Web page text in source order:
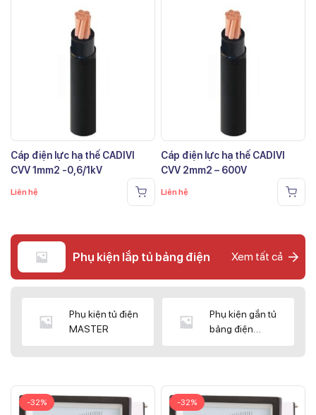
Cáp điện lực hạ thế CADIVI
CVV 1mm2 -0,6/1kV
Liên hệ
Cáp điện lực hạ thế CADIVI
CVV 2mm2 – 600V
Liên hệ
Phụ kiện lắp tủ bảng điện Xem tất cả
Phụ kiện tủ điện
MASTER
Phụ kiện gắn tủ
bảng điện
-32% -32%